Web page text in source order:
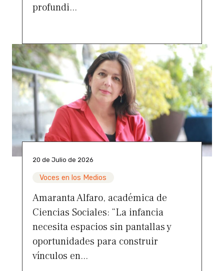
profundi...
20 de Julio de 2026
Voces en los Medios
Amaranta Alfaro, académica de
Ciencias Sociales: “La infancia
necesita espacios sin pantallas y
oportunidades para construir
vínculos en...